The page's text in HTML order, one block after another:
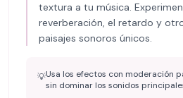
textura a tu música.
reverberación, el retardo y
paisajes sonoros únicos.
💡Usa los efectos con moderación
sin dominar los sonidos